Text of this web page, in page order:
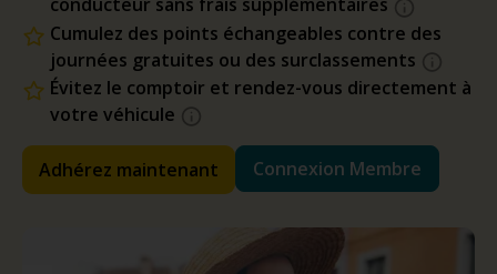
Cumulez des points échangeables contre des
journées gratuites ou des surclassements
Évitez le comptoir et rendez-vous directement à
votre véhicule
Adhérez maintenant Connexion Membre